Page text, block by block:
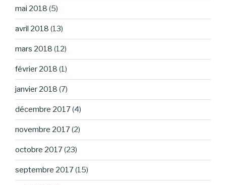
mai 2018 (5)
avril 2018 (13)
mars 2018 (12)
février 2018 (1)
janvier 2018 (7)
décembre 2017(4)
novembre 2017(2)
octobre 2017(23)
septembre 2017(15)